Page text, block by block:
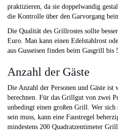
praktizieren, da sie doppelwandig
die Kontrolle über den Garvorgang
Die Qualität des Grillrostes sollte
Euro. Man kann einen Edelstahlrost
aus Gusseisen finden beim Gasgrill bis
Anzahl der Gäste
Die Anzahl der Personen und Gäste
berechnen. Für das Grillgut von zwei
unbedingt einen großen Grill. Wer
sein muss, kann eine Faustregel
mindestens 200 Quadratzentimeter